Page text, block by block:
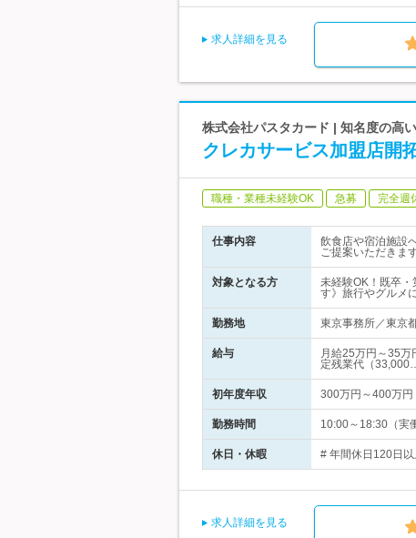
求人詳細を見る
株式会社パスタカード | 知名度の高
クレカサービス加盟店開
職種・業種未経験OK 急募 完全週
仕事内容
飲食店や宿泊施設
ご提案いただきます
対象となる方
未経験OK！既卒
す》旅行やグルメ
勤務地 東京事務所／東京
給与
月給25万円～35
定残業代（
初年度年収 300万円～400万円
勤務時間 10:00～18:30（実
休日・休暇 # 年間休日120日
求人詳細を見る